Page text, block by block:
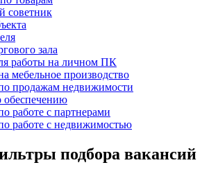
советник
зала
работы на личном ПК
мебельное производство
продажам недвижимости
обеспечению
работе с партнерами
работе с недвижимостью
подбора вакансий